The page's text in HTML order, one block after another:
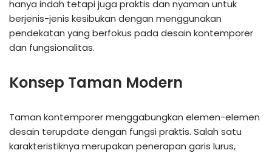
hanya indah tetapi juga praktis dan nyaman untuk
berjenis-jenis kesibukan dengan menggunakan
pendekatan yang berfokus pada desain kontemporer
dan fungsionalitas.
Konsep Taman Modern
Taman kontemporer menggabungkan elemen-elemen
desain terupdate dengan fungsi praktis. Salah satu
karakteristiknya merupakan penerapan garis lurus,